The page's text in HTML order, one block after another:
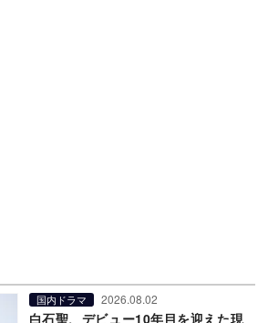
国内ドラマ 2026.08.02
白石聖、デビュー10年目を迎えた現